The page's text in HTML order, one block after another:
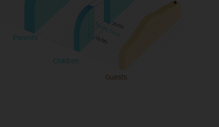
Parents
Children
Guests
Study Time